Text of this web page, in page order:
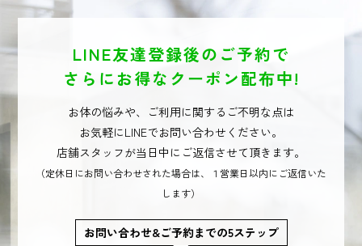
LINE友達登録後のご予約で
さらにお得なクーポン配布中!
お体の悩みや、ご利用に関するご不明な点は
お気軽にLINEでお問い合わせください。
店舗スタッフが当日中にご返信させて頂きます。
（定休日にお問い合わせされた場合は、１営業日以内にご返信いた
します）
お問い合わせ&ご予約までの5ステップ